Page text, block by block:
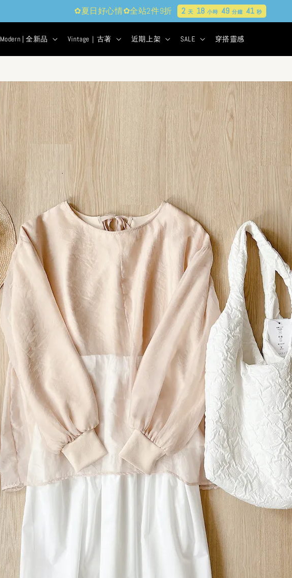
✿夏日好心情✿全站2件9折 2 天 18小時 49分鐘 39秒
Modern | 全新品 Vintage｜古著 近期上架 SALE 穿搭靈感